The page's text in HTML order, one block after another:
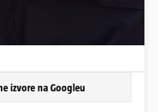
izvore na Googleu